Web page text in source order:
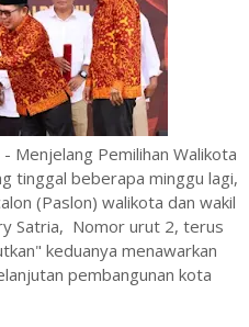
Menjelang Pemilihan Walikota
tinggal beberapa minggu lagi,
(Paslon) walikota dan wakil
Satria, Nomor urut 2, terus
keduanya menawarkan
pembangunan kota